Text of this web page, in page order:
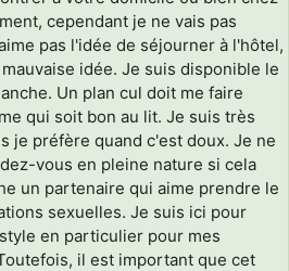
cependant je ne vais pas
pas l'idée de séjourner à l'hôtel,
idée. Je suis disponible le
Un plan cul doit me faire
qui soit bon au lit. Je suis très
je préfère quand c'est doux. Je ne
vous en pleine nature si cela
un partenaire qui aime prendre le
sexuelles. Je suis ici pour
en particulier pour mes
il est important que cet